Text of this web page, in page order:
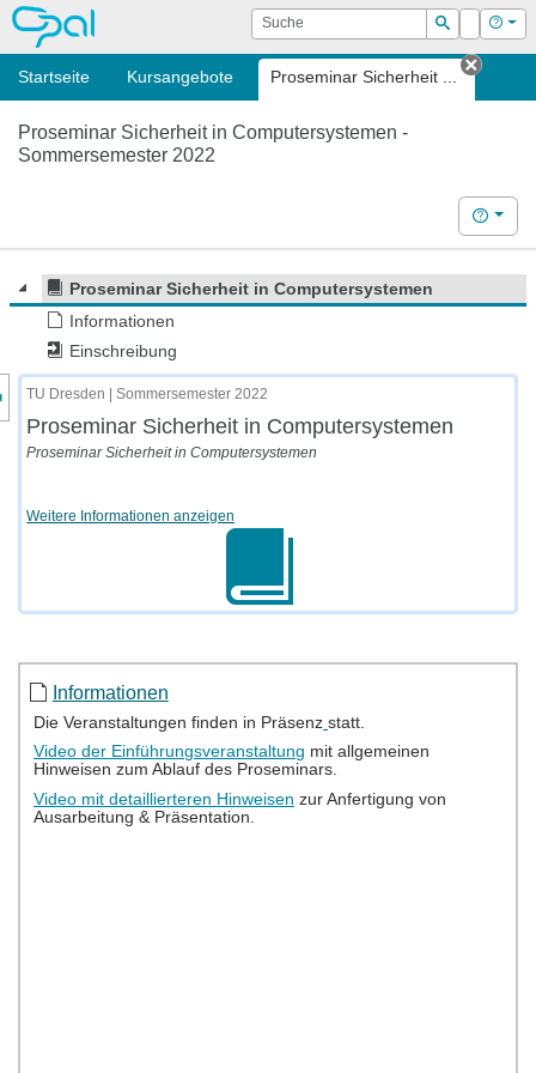
OPAL Suche
Suchen
Login Hilfe
Startseite Kursangebote Proseminar Sicherheit ...
Tab
Proseminar Sicherheit in Computersystemen -
Sommersemester 2022
Hilfe
Proseminar Sicherheit in Computersystemen
Informationen
Einschreibung
des Kursmenüs
TU Dresden | Sommersemester 2022
Proseminar Sicherheit in Computersystemen
Proseminar Sicherheit in Computersystemen
Weitere Informationen anzeigen
Informationen